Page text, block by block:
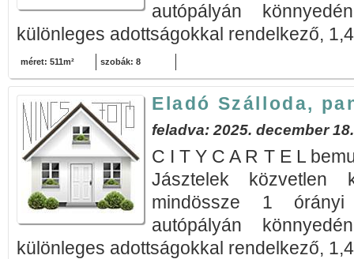
autópályán
különleges adottságokkal rendelkező,
méret: 511m² szobák: 8
Eladó Szálloda,
feladva: 2025. december 18.
C I T Y C A R T E L
Jásztelek közvetlen
mindössze 1
autópályán
különleges adottságokkal rendelkező,